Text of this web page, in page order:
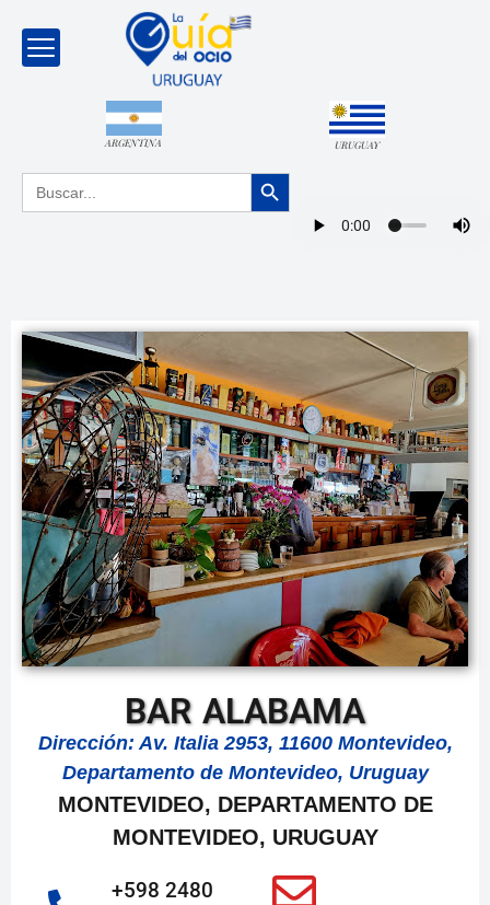
ARGENTINA URUGUAY
Buscar: Botón de búsqueda
BAR ALABAMA
Dirección: Av. Italia 2953, 11600 Montevideo,
Departamento de Montevideo, Uruguay
MONTEVIDEO, DEPARTAMENTO DE
MONTEVIDEO, URUGUAY
+598 2480